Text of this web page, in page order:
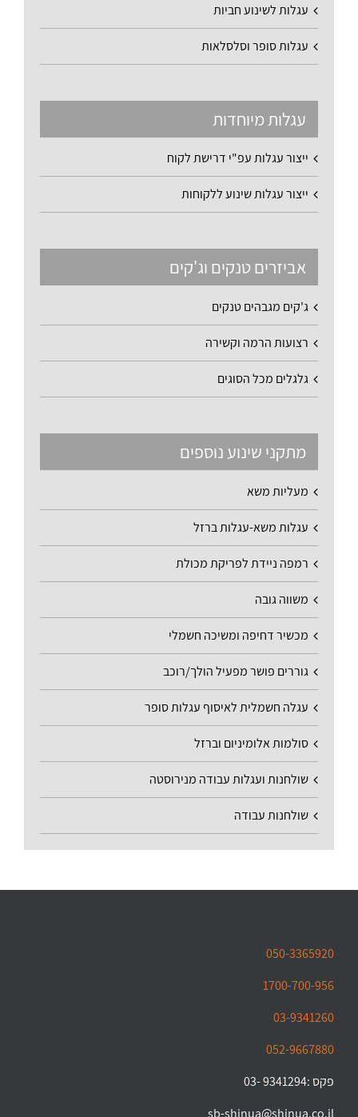
עגלות לשינוע חביות
עגלות סופר וסלסלאות
עגלות מיוחדות
ייצור עגלות עפ"י דרישת לקוח
ייצור עגלות שינוע ללקוחות
אביזרים טנקים וג'קים
ג'קים מגבהים טנקים
רצועות הרמה וקשירה
גלגלים מכל הסוגים
מתקני שינוע נוספים
מעליות משא
עגלות משא-עגלות ברזל
רמפה ניידת לפריקת מכולת
משווה גובה
מכשיר דחיפה ומשיכה חשמלי
גוררים פושר מפעיל הולך/רוכב
עגלה חשמלית לאיסוף עגלות סופר
סולמות אלומיניום וברזל
שולחנות ועגלות עבודה מנירוסטה
שולחנות עבודה
050-3365920
1700-700-956
03-9341260
052-9667880
פקס :9341294 -03
sb-shinua@shinua.co.il